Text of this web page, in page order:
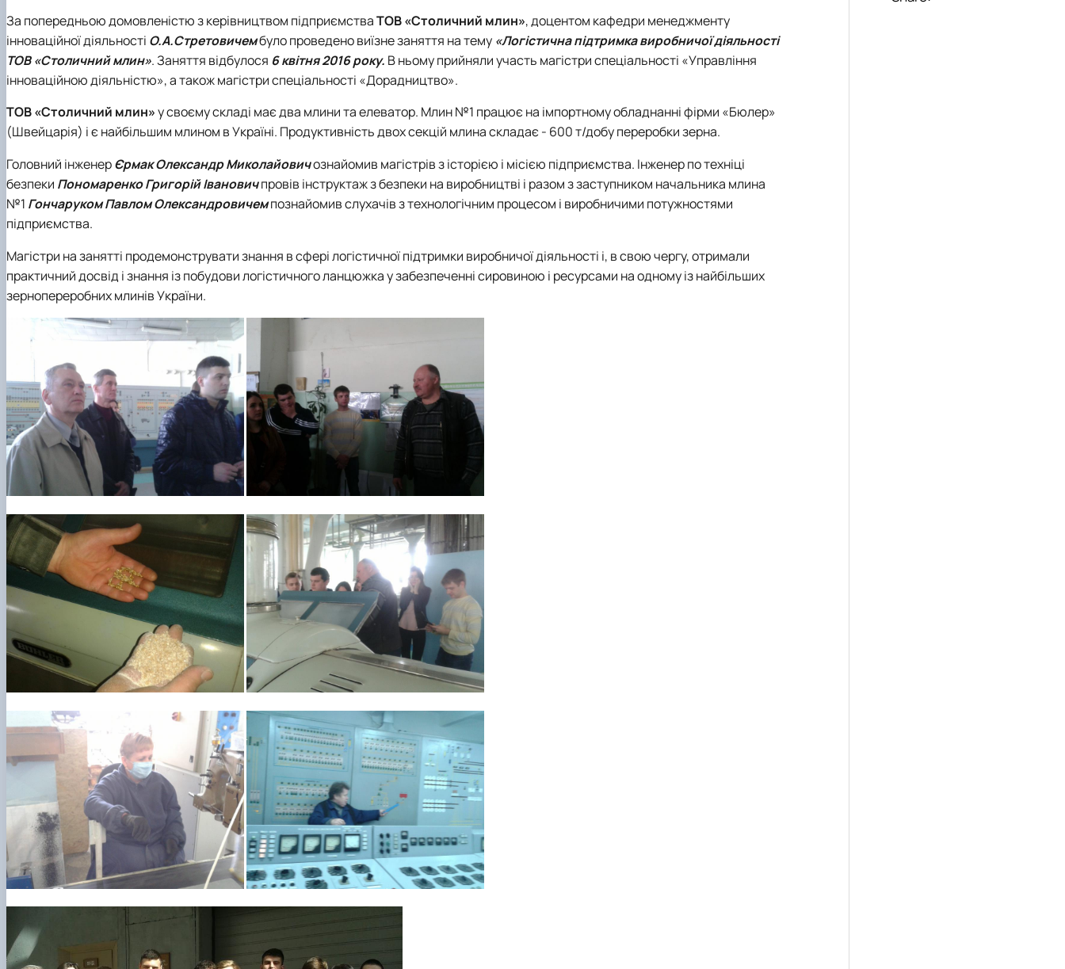
За попередньою домовленістю з керівництвом підприємстваТОВ «Столичний млин», доцентом кафедри менеджменту
інноваційної діяльності О.А.Стретовичембуло проведено виїзне заняття на тему «Логістична підтримка виробничої діяльності
ТОВ «Столичний млин». Заняття відбулося 6 квітня 2016 року. В ньому прийняли участь магістри спеціальності «Управління
інноваційною діяльністю», а також магістри спеціальності «Дорадництво».
ТОВ «Столичний млин»у своєму складі має два млини та елеватор. Млин №1 працює на імпортному обладнанні фірми «Бюлер»
(Швейцарія) і є найбільшим млином в Україні. Продуктивність двох секцій млина складає - 600 т/добупереробки зерна.
Головний інженерЄрмак Олександр Миколайовичознайомив магістрів з історією і місією підприємства. Інженер по техніці
безпеки Пономаренко Григорій Івановичпровів інструктаж з безпеки на виробництві і разом з заступником начальника млина
№1 Гончаруком Павлом Олександровичемпознайомив слухачів з технологічним процесом і виробничими потужностями
підприємства.
Магістри на занятті продемонструвати знання в сфері логістичної підтримки виробничої діяльності і, в свою чергу, отримали
практичний досвід і знання із побудови логістичного ланцюжка у забезпеченні сировиною і ресурсами на одному із найбільших
зернопереробних млинів України.